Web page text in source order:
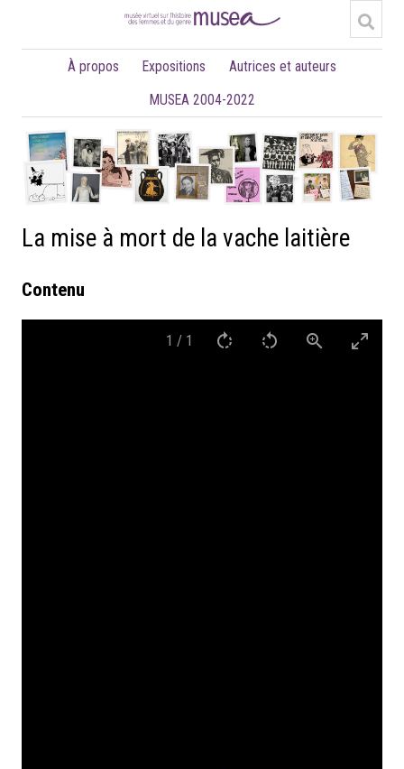
À propos Expositions
Autrices et auteurs
MUSEA 2004-2022
La mise à mort de la vache laitière
Contenu
1 / 1